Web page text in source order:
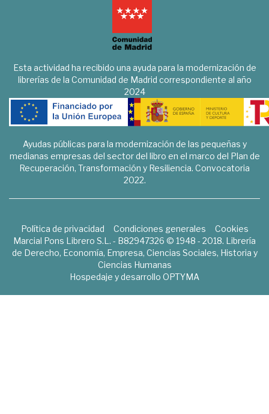
Esta actividad ha recibido una ayuda para la modernización de
librerías de la Comunidad de Madrid correspondiente al año
2024
Ayudas públicas para la modernización de las pequeñas y
medianas empresas del sector del libro en el marco del Plan de
Recuperación, Transformación y Resiliencia. Convocatoria
2022.
Política de privacidad Condiciones generales
Cookies
Marcial Pons Librero S.L. - B82947326 © 1948 - 2018. Librería
de Derecho, Economía, Empresa, Ciencias Sociales, Historia y
Ciencias Humanas
Hospedaje y desarrollo OPTYMA